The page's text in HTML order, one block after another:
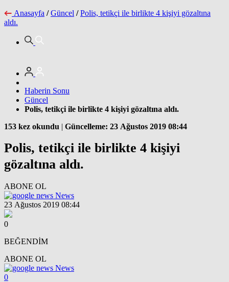
Anasayfa / Güncel / Polis, tetikçi ile birlikte 4 kişiyi gözaltına
aldı.
Haberin Sonu
Güncel
Polis, tetikçi ile birlikte 4 kişiyi gözaltına aldı.
153 kez okundu | Güncelleme: 23 Ağustos 2019 08:44
Polis, tetikçi ile birlikte 4 kişiyi
gözaltına aldı.
ABONE OL
News
23 Ağustos 2019 08:44
0
BEĞENDİM
ABONE OL
News
0